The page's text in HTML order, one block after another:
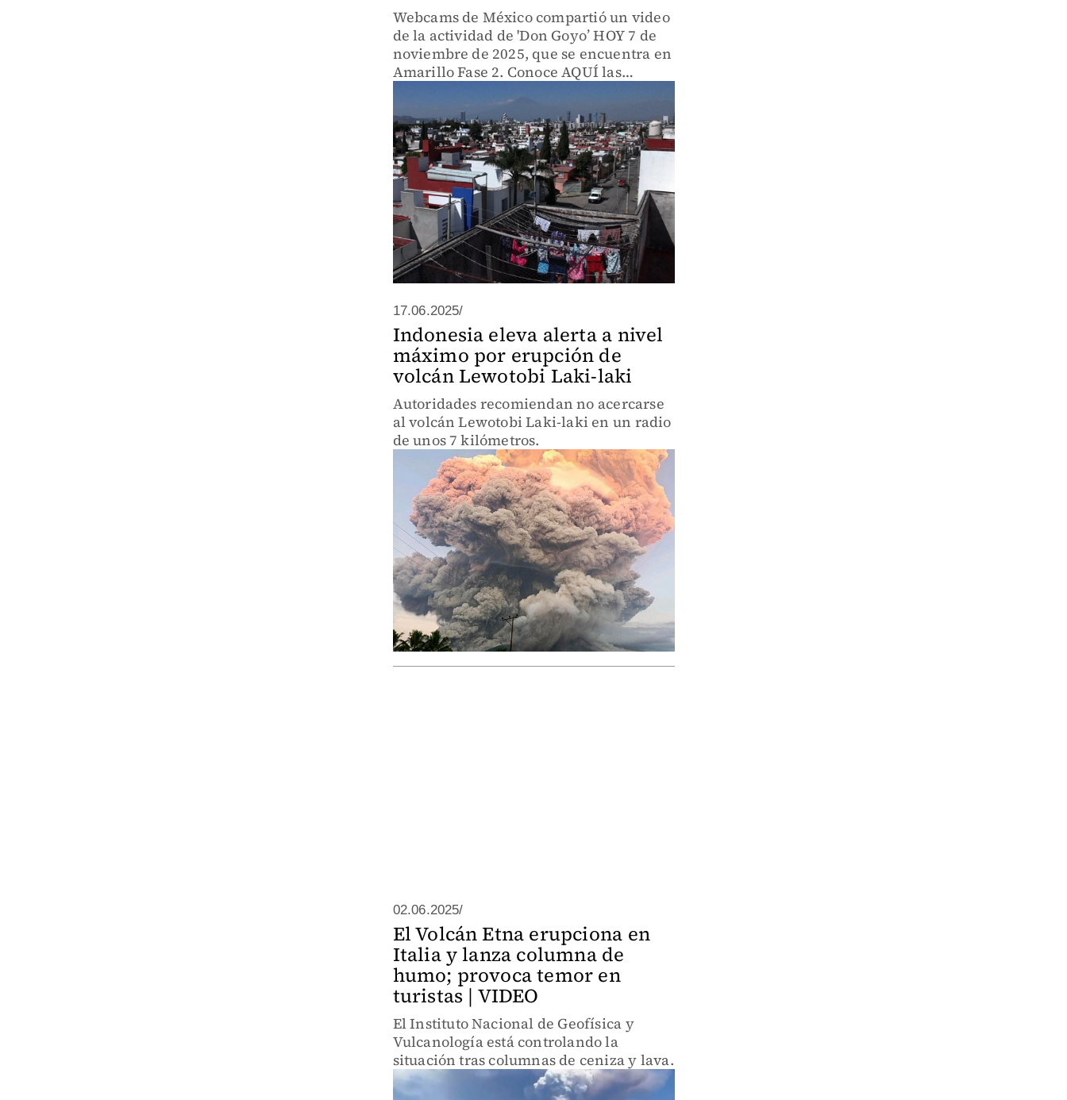
Webcams de México compartió un video
de la actividad de 'Don Goyo’ HOY 7 de
noviembre de 2025, que se encuentra en
Amarillo Fase 2. Conoce AQUÍ las
17.06.2025/
Indonesia eleva alerta a nivel
máximo por erupción de
volcán Lewotobi Laki-laki
Autoridades recomiendan no acercarse
al volcán Lewotobi Laki-laki en un radio
de unos 7 kilómetros.
02.06.2025/
El Volcán Etna erupciona en
Italia y lanza columna de
humo; provoca temor en
turistas | VIDEO
El Instituto Nacional de Geofísica y
Vulcanología está controlando la
situación tras columnas de ceniza y lava.